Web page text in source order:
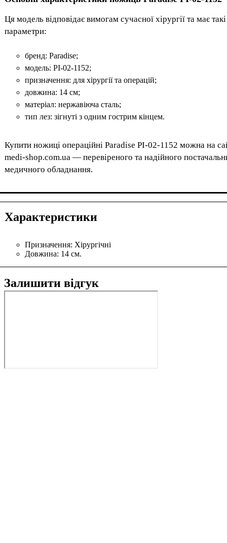
Ця модель відповідає вимогам сучасної хірургії та має такі
параметри:
бренд: Paradise;
модель: PI-02-1152;
призначення: для хірургії та операцій;
довжина: 14 см;
матеріал: нержавіюча сталь;
тип лез: зігнуті з одним гострим кінцем.
Купити ножиці операційні Paradise PI-02-1152 можна на
medi-shop.com.ua — перевіреного та надійного
медичного обладнання.
Характеристики
Призначення: Хірургічні
Довжина: 14 см.
Залишити відгук